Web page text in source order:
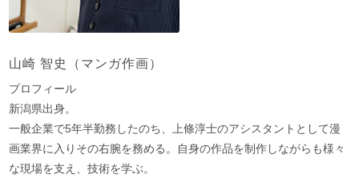
山崎 智史（マンガ作画）
プロフィール
新潟県出身。
一般企業で5年半勤務したのち、上條淳士のアシスタントとして漫
画業界に入りその右腕を務める。自身の作品を制作しながらも様々
な現場を支え、技術を学ぶ。